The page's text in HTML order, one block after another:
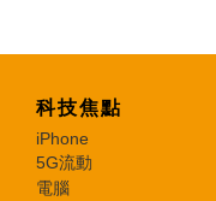
科技焦點
iPhone
5G流動
電腦